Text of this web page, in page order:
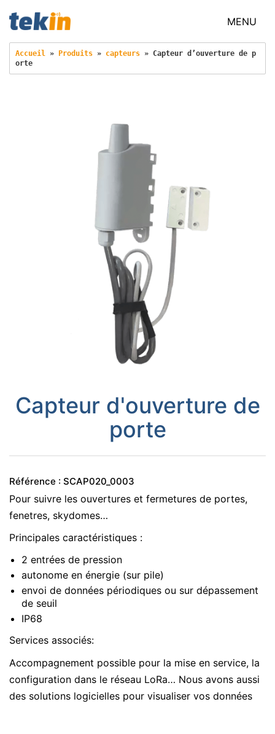
MENU
Accueil » Produits » capteurs » Capteur d’ouverture de p
orte
Capteur d'ouverture de
porte
Référence : SCAP020_0003
Pour suivre les ouvertures et fermetures de portes,
fenetres, skydomes…
Principales caractéristiques :
2 entrées de pression
autonome en énergie (sur pile)
envoi de données périodiques ou sur dépassement
de seuil
IP68
Services associés:
Accompagnement possible pour la mise en service, la
configuration dans le réseau LoRa… Nous avons aussi
des solutions logicielles pour visualiser vos données